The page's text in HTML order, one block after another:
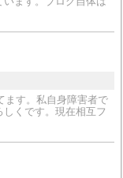
ます。私自身障害者で
くです。現在相互フ